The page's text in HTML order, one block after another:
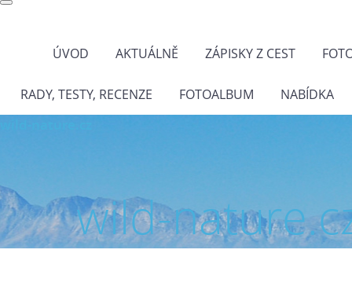
ÚVOD AKTUÁLNĚ ZÁPISKY Z CEST
RADY, TESTY, RECENZE FOTOALBUM NABÍDKA
wild-